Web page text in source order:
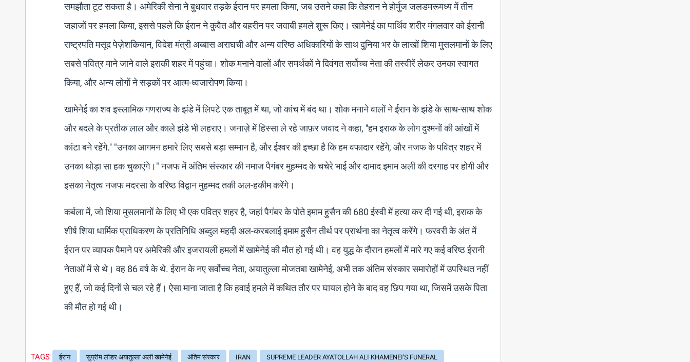
समझौता टूट सकता है। अमेरिकी सेना ने बुधवार तड़के ईरान पर हमला किया, जब उसने कहा कि तेहरान ने होर्मुज जलडमरूमध्य में तीन
जहाजों पर हमला किया, इससे पहले कि ईरान ने कुवैत और बहरीन पर जवाबी हमले शुरू किए। खामेनेई का पार्थिव शरीर मंगलवार को ईरानी
राष्ट्रपति मसूद पेज़ेशकियान, विदेश मंत्री अब्बास अराघची और अन्य वरिष्ठ अधिकारियों के साथ दुनिया भर के लाखों शिया मुसलमानों के लिए
सबसे पवित्र माने जाने वाले इराकी शहर में पहुंचा। शोक मनाने वालों और समर्थकों ने दिवंगत सर्वोच्च नेता की तस्वीरें लेकर उनका स्वागत
किया, और अन्य लोगों ने सड़कों पर आत्म-ध्वजारोपण किया।
खामेनेई का शव इस्लामिक गणराज्य के झंडे में लिपटे एक ताबूत में था, जो कांच में बंद था। शोक मनाने वालों ने ईरान के झंडे के साथ-साथ शोक
और बदले के प्रतीक लाल और काले झंडे भी लहराए। जनाज़े में हिस्सा ले रहे जाफ़र जवाद ने कहा, ''हम इराक के लोग दुश्मनों की आंखों में
कांटा बने रहेंगे.'' "उनका आगमन हमारे लिए सबसे बड़ा सम्मान है, और ईश्वर की इच्छा है कि हम वफादार रहेंगे, और नजफ के पवित्र शहर में
उनका थोड़ा सा हक चुकाएंगे।" नजफ में अंतिम संस्कार की नमाज पैगंबर मुहम्मद के चचेरे भाई और दामाद इमाम अली की दरगाह पर होगी और
इसका नेतृत्व नजफ मदरसा के वरिष्ठ विद्वान मुहम्मद तकी अल-हकीम करेंगे।
कर्बला में, जो शिया मुसलमानों के लिए भी एक पवित्र शहर है, जहां पैगंबर के पोते इमाम हुसैन की 680 ईस्वी में हत्या कर दी गई थी, इराक के
शीर्ष शिया धार्मिक प्राधिकरण के प्रतिनिधि अब्दुल महदी अल-करबलाई इमाम हुसैन तीर्थ पर प्रार्थना का नेतृत्व करेंगे। फरवरी के अंत में
ईरान पर व्यापक पैमाने पर अमेरिकी और इजरायली हमलों में खामेनेई की मौत हो गई थी। वह युद्ध के दौरान हमलों में मारे गए कई वरिष्ठ ईरानी
नेताओं में से थे। वह 86 वर्ष के थे. ईरान के नए सर्वोच्च नेता, अयातुल्ला मोजतबा खामेनेई, अभी तक अंतिम संस्कार समारोहों में उपस्थित नहीं
हुए हैं, जो कई दिनों से चल रहे हैं। ऐसा माना जाता है कि हवाई हमले में कथित तौर पर घायल होने के बाद वह छिप गया था, जिसमें उसके पिता
की मौत हो गई थी।
TAGS ईरान सुप्रीम लीडर अयातुल्ला अली खामेनेई अंतिम संस्कार IRAN SUPREME LEADER AYATOLLAH ALI KHAMENEI'S FUNERAL